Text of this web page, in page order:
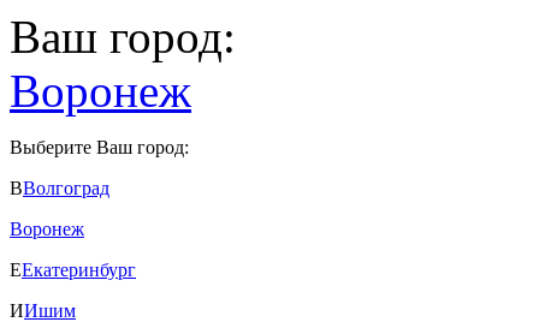
Ваш город:
Воронеж
Выберите Ваш город:
ВВолгоград
Воронеж
ЕЕкатеринбург
ИИшим